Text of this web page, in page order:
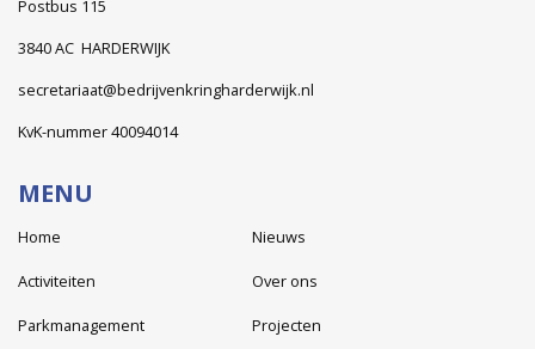
Postbus 115
3840 AC HARDERWIJK
secretariaat@bedrijvenkringharderwijk.nl
KvK-nummer 40094014
MENU
Home Nieuws
Activiteiten Over ons
Parkmanagement Projecten